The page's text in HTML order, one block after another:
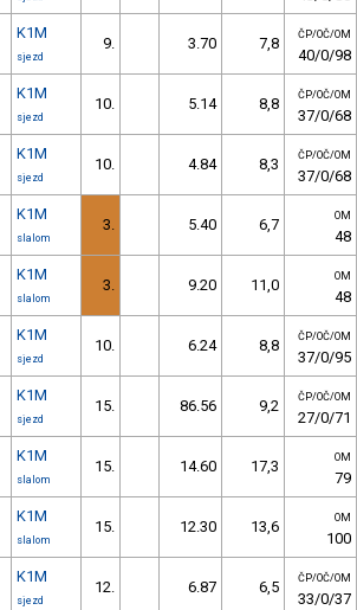
K1M
sjezd
9. 3.70 7,8 ČP/OČ/OM
40/0/98
K1M
sjezd
10. 5.14 8,8 ČP/OČ/OM
37/0/68
K1M
sjezd
10. 4.84 8,3 ČP/OČ/OM
37/0/68
K1M
slalom
3. 5.40 6,7 OM
48
K1M
slalom
3. 9.20 11,0 OM
48
K1M
sjezd
10. 6.24 8,8 ČP/OČ/OM
37/0/95
K1M
sjezd
15. 86.56 9,2 ČP/OČ/OM
27/0/71
K1M
slalom
15. 14.60 17,3 OM
79
K1M
slalom
15. 12.30 13,6 OM
100
K1M
sjezd
12. 6.87 6,5 ČP/OČ/OM
33/0/37